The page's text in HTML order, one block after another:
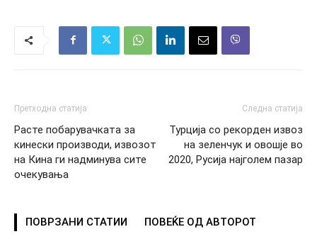
Претходна статија
Расте побарувачката за
кинески производи, извозот
на Кина ги надминува сите
очекувања
Следна статија
Турција со рекорден извоз
на зеленчук и oвошје во
2020, Русија најголем пазар
ПОВРЗАНИ СТАТИИ ПОВЕЌЕ ОД АВТОРОТ